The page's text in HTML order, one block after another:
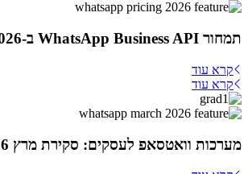
תמחור WhatsApp Business API ב-2026: כמה זה עולה בשקלים ואיך חוסכים
קרא עוד
קרא עוד
מערכות וואטסאפ לעסקים: סקירת מרץ 2026 — מה השתנה ומה כדאי לבחור